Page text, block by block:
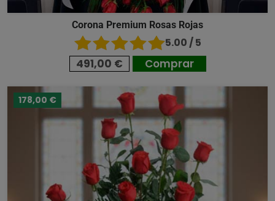
Corona Premium Rosas Rojas
5.00 / 5
491,00 € Comprar
178,00 €